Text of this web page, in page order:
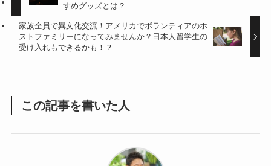
すめグッズとは？
家族全員で異文化交流！アメリカでボランティアのホ
ストファミリーになってみませんか？日本人留学生の
受け入れもできるかも！？
この記事を書いた人